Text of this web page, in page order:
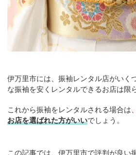
伊万里市には、振袖レンタル店がいく
な振袖を安くレンタルできるお店は限
これから振袖をレンタルされる場合は、
お店を選ばれた方がいいでしょう。
この記事では、伊万里市で評判が良い